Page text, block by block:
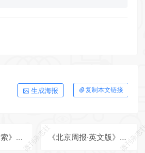
生成海报 复制本文链接
杂志下载 《北京周报·英文版》2025年第48期全彩精校PDF杂志下载
微刊杂志社 微刊杂